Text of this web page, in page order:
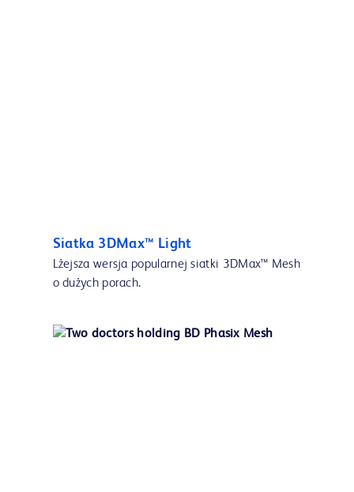
Siatka 3DMax™ Light
Lżejsza wersja popularnej siatki 3DMax™ Mesh
o dużych porach.